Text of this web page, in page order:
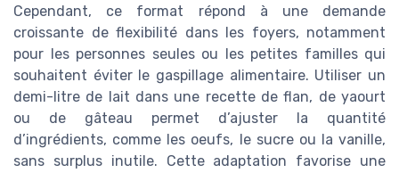
Cependant, ce format répond à une demande
croissante de flexibilité dans les foyers, notamment
pour les personnes seules ou les petites familles qui
souhaitent éviter le gaspillage alimentaire. Utiliser un
demi-litre de lait dans une recette de flan, de yaourt
ou de gâteau permet d’ajuster la quantité
d’ingrédients, comme les oeufs, le sucre ou la vanille,
sans surplus inutile. Cette adaptation favorise une